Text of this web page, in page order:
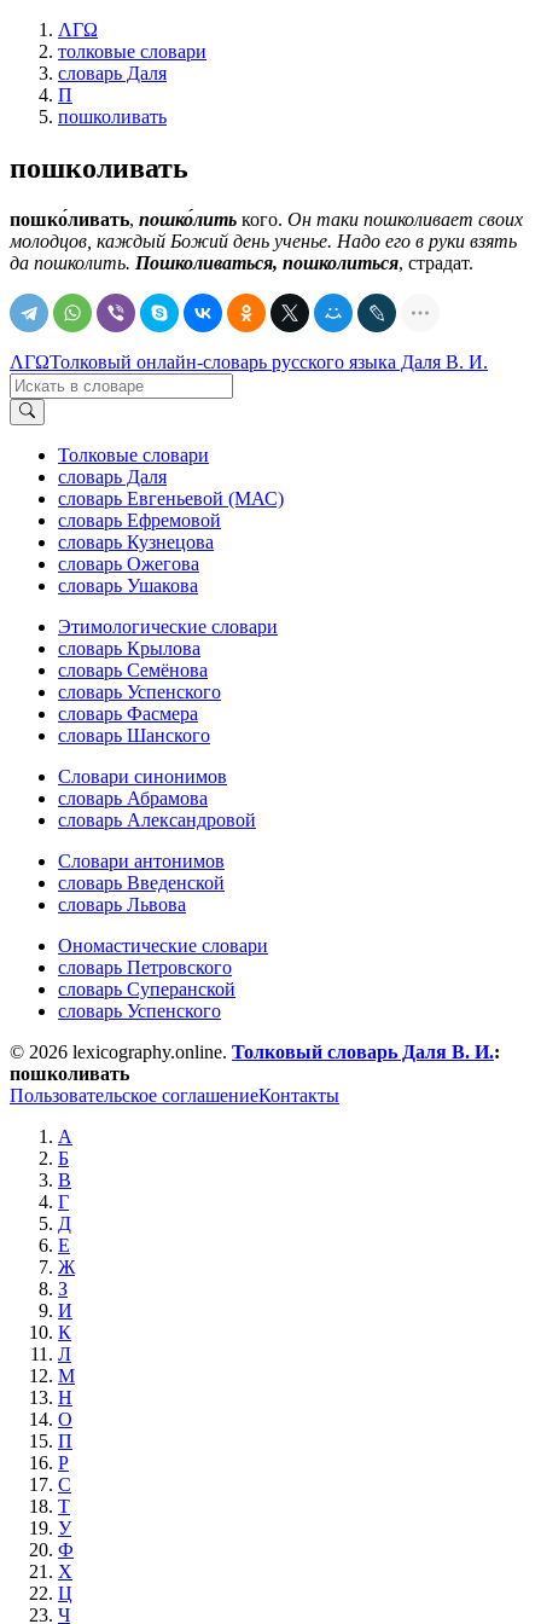
ΛΓΩ
толковые словари
словарь Даля
П
пошколивать
пошколивать
пошко́ливать, пошко́лить кого. Он таки пошколивает своих
молодцов, каждый Божий день ученье. Надо его в руки взять
да пошколить. Пошколиваться, пошколиться, страдат.
ΛΓΩТолковый онлайн-словарь русского языка Даля В. И.
Толковые словари
словарь Даля
словарь Евгеньевой (МАС)
словарь Ефремовой
словарь Кузнецова
словарь Ожегова
словарь Ушакова
Этимологические словари
словарь Крылова
словарь Семёнова
словарь Успенского
словарь Фасмера
словарь Шанского
Словари синонимов
словарь Абрамова
словарь Александровой
Словари антонимов
словарь Введенской
словарь Львова
Ономастические словари
словарь Петровского
словарь Суперанской
словарь Успенского
© 2026 lexicography.online. Толковый словарь Даля В. И.:
пошколивать
Пользовательское соглашениеКонтакты
А
Б
В
Г
Д
Е
Ж
З
И
К
Л
М
Н
О
П
Р
С
Т
У
Ф
Х
Ц
Ч